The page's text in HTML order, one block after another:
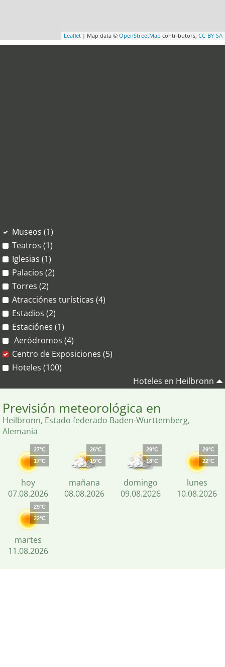
Leaflet | Map data © OpenStreetMap contributors, CC-BY-SA
Museos (1)
Teatros (1)
Iglesias (1)
Palacios (2)
Torres (2)
Atracciónes turísticas (4)
Estadios (2)
Estaciónes (1)
Aeródromos (4)
Centro de Exposiciones (5)
Hoteles (100)
Hoteles en Heilbronn
Previsión meteorológica en
Heilbronn, Estado federado Baden-Wurttemberg,
Alemania
27°C
17°C
hoy
07.08.2026
26°C
19°C
mañana
08.08.2026
29°C
18°C
domingo
09.08.2026
29°C
22°C
lunes
10.08.2026
29°C
22°C
martes
11.08.2026